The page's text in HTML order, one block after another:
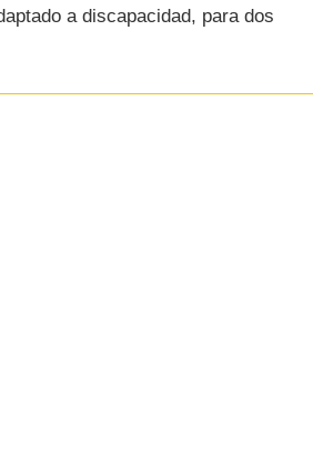
a discapacidad, para dos